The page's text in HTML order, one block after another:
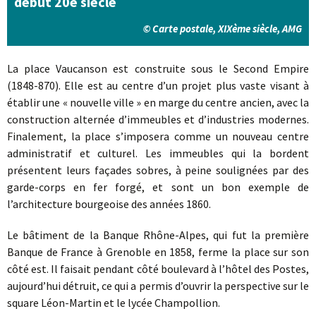
© Carte postale, XIXème siècle, AMG
La place Vaucanson est construite sous le Second Empire
(1848-870). Elle est au centre d’un projet plus vaste visant à
établir une « nouvelle ville » en marge du centre ancien, avec la
construction alternée d’immeubles et d’industries modernes.
Finalement, la place s’imposera comme un nouveau centre
administratif et culturel. Les immeubles qui la bordent
présentent leurs façades sobres, à peine soulignées par des
garde-corps en fer forgé, et sont un bon exemple de
l’architecture bourgeoise des années 1860.
Le bâtiment de la Banque Rhône-Alpes, qui fut la première
Banque de France à Grenoble en 1858, ferme la place sur son
côté est. Il faisait pendant côté boulevard à l’hôtel des Postes,
aujourd’hui détruit, ce qui a permis d’ouvrir la perspective sur le
square Léon-Martin et le lycée Champollion.